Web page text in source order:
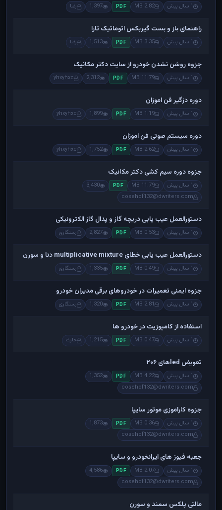
1 سال پیش 2.82 MB
PDF
1,397 رضا
راهنمای باز و بست گیربکس اتوماتیک تارا
1 سال پیش 3.35 MB
PDF
1,513 رضا
جزوه روشن نشدن خودرو از سایت دکتر مکانیک
1 سال پیش 11.79 MB
PDF
2,312
yhxyhxc
دوره دزگیر فن اموزان
1 سال پیش 1.19 MB
PDF
1,899
yhxyhxc
دوره سیستم صوتی فن اموزان
1 سال پیش 2.62 MB
PDF
1,752
yhxyhxc
جزوه دوره سیم کشی دکتر مکانیک
1 سال پیش 11.79 MB
PDF
3,430
cosehof132@dwriters.com
دستورالعمل عیب یابی دریچه گاز و پدال گاز الکترونیکی
1 سال پیش 0.53 MB
PDF
2,827 رستگاری
دستورالعمل عیب یابی خطای multiplicative mixture دنا و سورن
1 سال پیش 0.49 MB
PDF
1,335 رستگاری
جزوه ایمنی تعمیرات در خودروهای برقی مدیران خودرو
1 سال پیش 2.81 MB
PDF
1,320 رستگاری
استفاده از کامپوزیت در خودرو ها
1 سال پیش 0.47 MB
PDF
1,215 حارث
تعویض ledهای ۲۰۶
1 سال پیش 4.22 MB
PDF
1,352
cosehof132@dwriters.com
جزوه کاراموزی موتور سایپا
1 سال پیش 0.36 MB
PDF
1,873
cosehof132@dwriters.com
جعبه فیوز های ایرانخودرو و سایپا
1 سال پیش 2.07 MB
PDF
4,586
cosehof132@dwriters.com
مالتی پلکس سمند و سورن